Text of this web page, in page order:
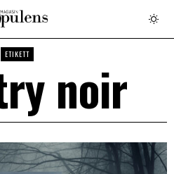
ETIKETT
noir